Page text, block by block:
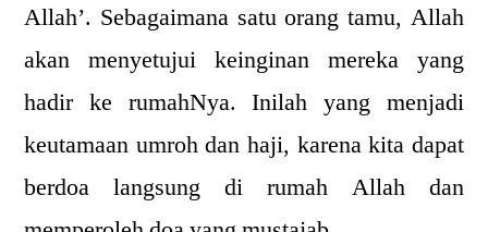
Allah’. Sebagaimana satu orang tamu, Allah
akan menyetujui keinginan mereka yang
hadir ke rumahNya. Inilah yang menjadi
keutamaan umroh dan haji, karena kita dapat
berdoa langsung di rumah Allah dan